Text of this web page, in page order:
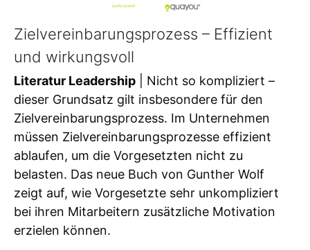
Zielvereinbarungsprozess – Effizient
und wirkungsvoll
Literatur Leadership | Nicht so kompliziert –
dieser Grundsatz gilt insbesondere für den
Zielvereinbarungsprozess. Im Unternehmen
müssen Zielvereinbarungsprozesse effizient
ablaufen, um die Vorgesetzten nicht zu
belasten. Das neue Buch von Gunther Wolf
zeigt auf, wie Vorgesetzte sehr unkompliziert
bei ihren Mitarbeitern zusätzliche Motivation
erzielen können.